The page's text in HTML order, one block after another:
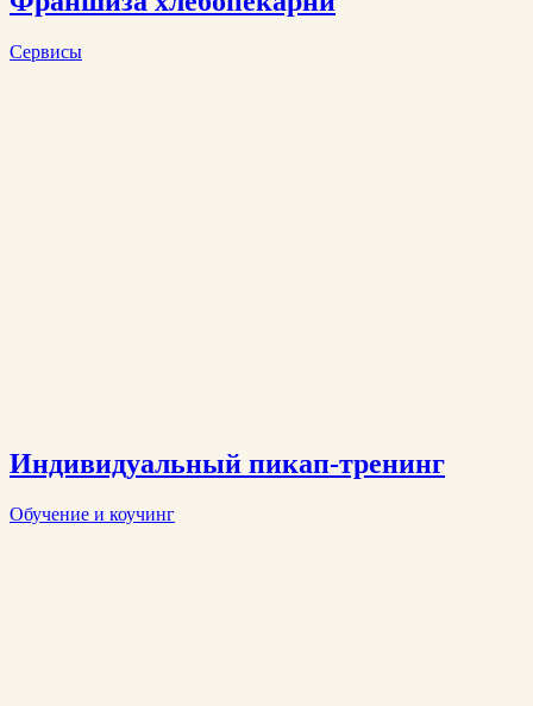
Сервисы
Индивидуальный пикап-тренинг
Обучение и коучинг